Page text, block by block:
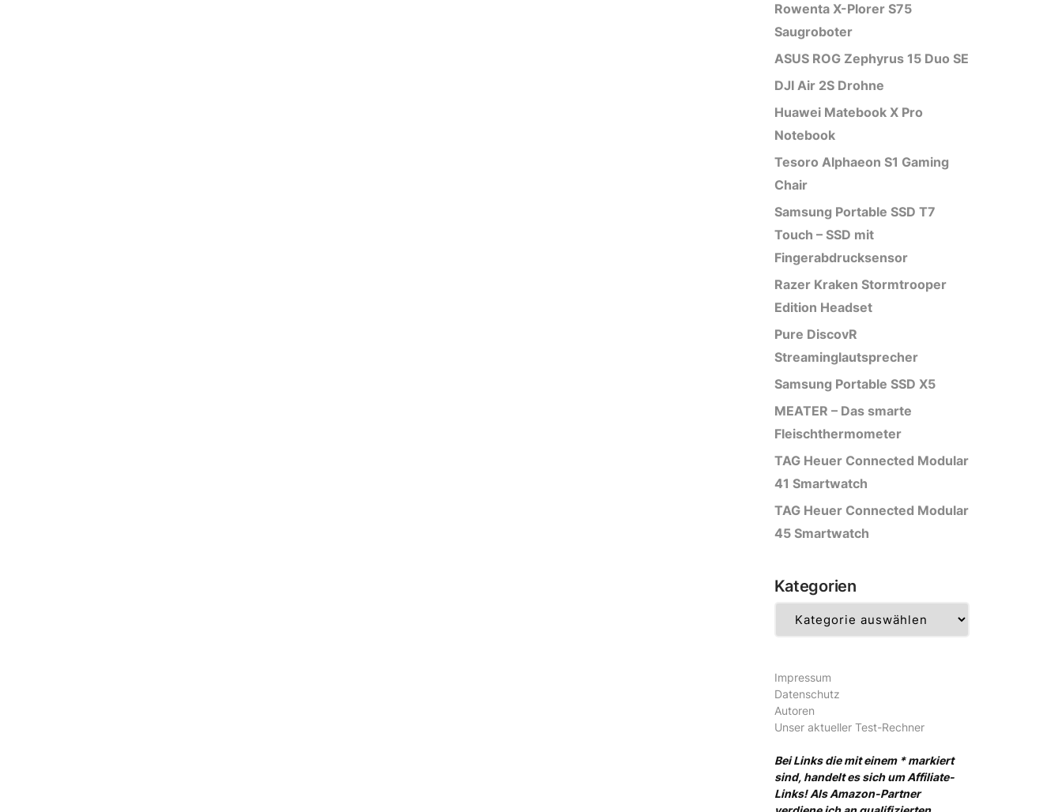
Rowenta X-Plorer S75
Saugroboter
ASUS ROG Zephyrus 15 Duo SE
DJI Air 2S Drohne
Huawei Matebook X Pro
Notebook
Tesoro Alphaeon S1 Gaming
Chair
Samsung Portable SSD T7
Touch – SSD mit
Fingerabdrucksensor
Razer Kraken Stormtrooper
Edition Headset
Pure DiscovR
Streaminglautsprecher
Samsung Portable SSD X5
MEATER – Das smarte
Fleischthermometer
TAG Heuer Connected Modular
41 Smartwatch
TAG Heuer Connected Modular
45 Smartwatch
Kategorien
Impressum
Datenschutz
Autoren
Unser aktueller Test-Rechner
Bei Links die mit einem * markiert
sind, handelt es sich um Affiliate-
Links! Als Amazon-Partner